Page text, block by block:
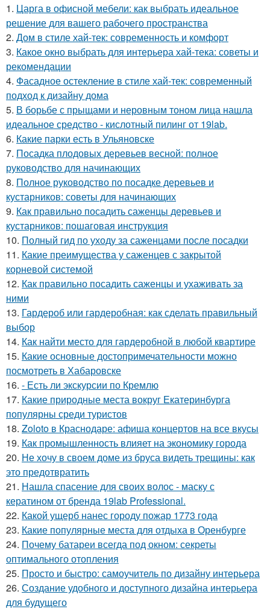
1. Царга в офисной мебели: как выбрать идеальное
решение для вашего рабочего пространства
2. Дом в стиле хай-тек: современность и комфорт
3. Какое окно выбрать для интерьера хай-тека: советы и
рекомендации
4. Фасадное остекление в стиле хай-тек: современный
подход к дизайну дома
5. В борьбе с прыщами и неровным тоном лица нашла
идеальное средство - кислотный пилинг от 19lab.
6. Какие парки есть в Ульяновске
7. Посадка плодовых деревьев весной: полное
руководство для начинающих
8. Полное руководство по посадке деревьев и
кустарников: советы для начинающих
9. Как правильно посадить саженцы деревьев и
кустарников: пошаговая инструкция
10. Полный гид по уходу за саженцами после посадки
11. Какие преимущества у саженцев с закрытой
корневой системой
12. Как правильно посадить саженцы и ухаживать за
ними
13. Гардероб или гардеробная: как сделать правильный
выбор
14. Как найти место для гардеробной в любой квартире
15. Какие основные достопримечательности можно
посмотреть в Хабаровске
16. - Есть ли экскурсии по Кремлю
17. Какие природные места вокруг Екатеринбурга
популярны среди туристов
18. Zoloto в Краснодаре: афиша концертов на все вкусы
19. Как промышленность влияет на экономику города
20. Не хочу в своем доме из бруса видеть трещины: как
это предотвратить
21. Нашла спасение для своих волос - маску с
кератином от бренда 19lab Professional.
22. Какой ущерб нанес городу пожар 1773 года
23. Какие популярные места для отдыха в Оренбурге
24. Почему батареи всегда под окном: секреты
оптимального отопления
25. Просто и быстро: самоучитель по дизайну интерьера
26. Создание удобного и доступного дизайна интерьера
для будущего